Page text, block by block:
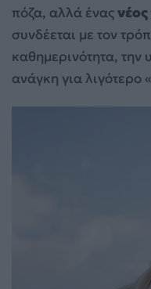
πόζα, αλλά ένας
συνδέεται με τον
καθημερινότητα,
ανάγκη για λιγότερο